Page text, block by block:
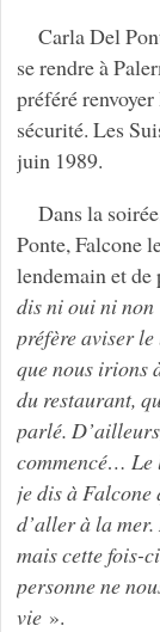
Carla Del
se rendre à
préféré
sécurité. Les
juin 1989.
Dans la
Ponte, Falcone
lendemain et de
dis ni oui ni non
préfère aviser le
que nous irions
du restaurant,
parlé.
commencé… Le
je dis à
d’aller à la mer.
mais cette fois-
personne ne
vie».